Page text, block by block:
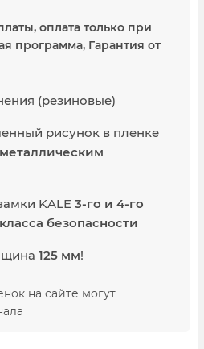
оплата только при
программа, Гарантия от
(резиновые)
рисунок в пленке
KALE 3-го и 4-го
безопасности
125 мм!
на сайте могут